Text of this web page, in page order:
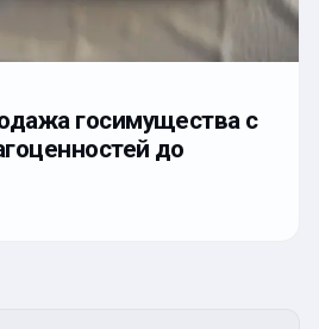
госимущества с
до